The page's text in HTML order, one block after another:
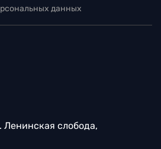
данных
Ленинская слобода,